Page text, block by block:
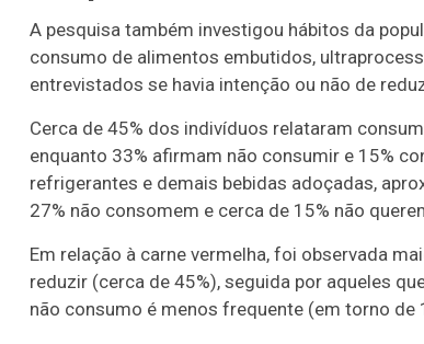
A pesquisa também investigou hábitos da
consumo de alimentos embutidos,
entrevistados se havia intenção ou não de
Cerca de 45% dos indivíduos relataram
enquanto 33% afirmam não consumir e 15%
refrigerantes e demais bebidas adoçadas,
27% não consomem e cerca de 15% não
Em relação à carne vermelha, foi observada
reduzir (cerca de 45%), seguida por aqueles
não consumo é menos frequente (em torno de